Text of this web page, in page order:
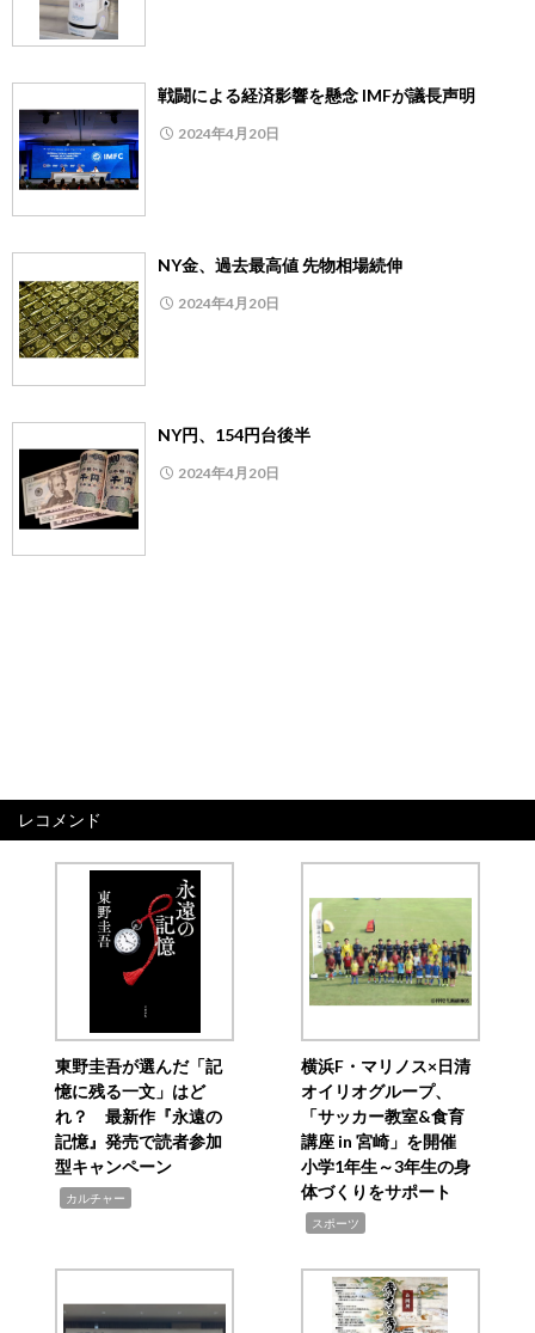
戦闘による経済影響を懸念 IMFが議長声明
2024年4月20日
NY金、過去最高値 先物相場続伸
2024年4月20日
NY円、154円台後半
2024年4月20日
レコメンド
東野圭吾が選んだ「記
憶に残る一文」はど
れ？ 最新作『永遠の
記憶』発売で読者参加
型キャンペーン
カルチャー
横浜F・マリノス×日清
オイリオグループ、
「サッカー教室&食育
講座 in 宮崎」を開催
小学1年生～3年生の身
体づくりをサポート
スポーツ